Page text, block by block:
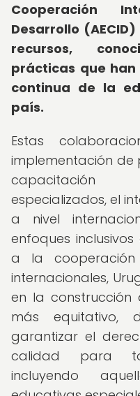
Cooperación
Desarrollo
recursos,
prácticas que
continua de la
país.
Estas
implementación de
capacitación
especializados, el
a nivel
enfoques
a la cooperación
internacionales,
en la construcción
más equitativo,
garantizar el
calidad para
incluyendo